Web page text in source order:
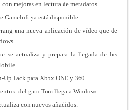
mejoras en lectura de metadatos.
Gameloft ya está disponible.
una nueva aplicación de vídeo que de
.
se actualiza y prepara la llegada de los
.
Pack para Xbox ONE y 360.
del gato Tom llega a Windows.
con nuevos añadidos.